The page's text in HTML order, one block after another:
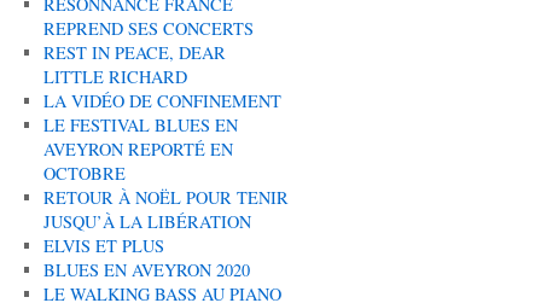
RÉSONNANCE FRANCE
REPREND SES CONCERTS
REST IN PEACE, DEAR
LITTLE RICHARD
LA VIDÉO DE CONFINEMENT
LE FESTIVAL BLUES EN
AVEYRON REPORTÉ EN
OCTOBRE
RETOUR À NOËL POUR TENIR
JUSQU’À LA LIBÉRATION
ELVIS ET PLUS
BLUES EN AVEYRON 2020
LE WALKING BASS AU PIANO